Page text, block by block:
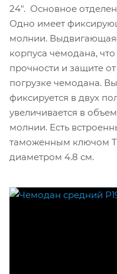
24". Основное
Одно имеет
молнии.
корпуса чемодана,
прочности и защите
погрузке чемодана.
фиксируется в двух
увеличивается в
молнии. Есть
таможенным ключом
диаметром 4.8 см.